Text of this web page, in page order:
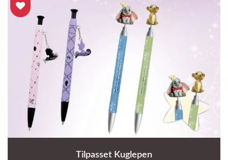
Tilpasset Kuglepen